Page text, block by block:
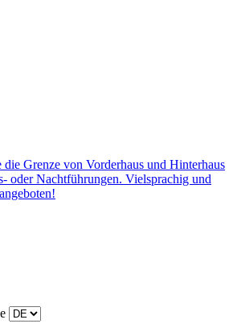
die Grenze von Vorderhaus und Hinterhaus
oder Nachtführungen. Vielsprachig und